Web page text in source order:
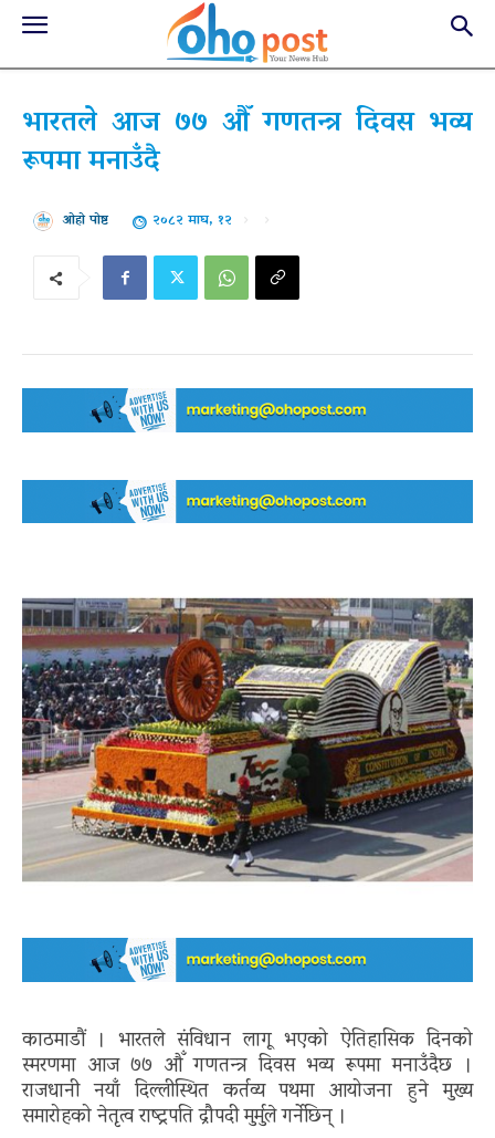
भारतले आज ७७ औँ गणतन्त्र दिवस भव्य
रूपमा मनाउँदै
ओहो पोष्ट २०८२ माघ, १२
काठमाडौं । भारतले संविधान लागू भएको ऐतिहासिक दिनको
स्मरणमा आज ७७ औँ गणतन्त्र दिवस भव्य रूपमा मनाउँदैछ ।
राजधानी नयाँ दिल्लीस्थित कर्तव्य पथमा आयोजना हुने मुख्य
समारोहको नेतृत्व राष्ट्रपति द्रौपदी मुर्मुले गर्नेछिन् ।